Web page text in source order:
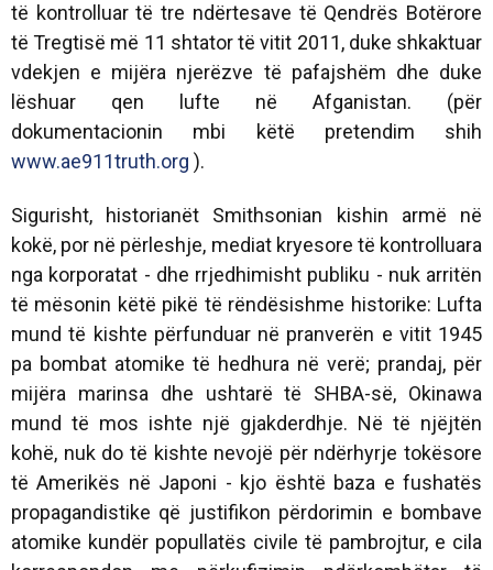
të kontrolluar të tre ndërtesave të Qendrës Botërore
të Tregtisë më 11 shtator të vitit 2011, duke shkaktuar
vdekjen e mijëra njerëzve të pafajshëm dhe duke
lëshuar qen lufte në Afganistan. (për
dokumentacionin mbi këtë pretendim shih
www.ae911truth.org ).
Sigurisht, historianët Smithsonian kishin armë në
kokë, por në përleshje, mediat kryesore të kontrolluara
nga korporatat - dhe rrjedhimisht publiku - nuk arritën
të mësonin këtë pikë të rëndësishme historike: Lufta
mund të kishte përfunduar në pranverën e vitit 1945
pa bombat atomike të hedhura në verë; prandaj, për
mijëra marinsa dhe ushtarë të SHBA-së, Okinawa
mund të mos ishte një gjakderdhje. Në të njëjtën
kohë, nuk do të kishte nevojë për ndërhyrje tokësore
të Amerikës në Japoni - kjo është baza e fushatës
propagandistike që justifikon përdorimin e bombave
atomike kundër popullatës civile të pambrojtur, e cila